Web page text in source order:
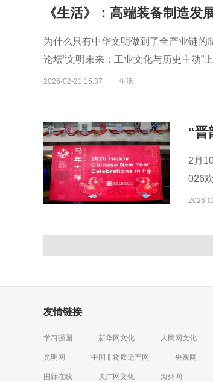
《生活》：高端装备制造发
为什么只有中华文明做到了全产业链的
论坛“文明未来：工业文化与历史主动”
2026-02-21 15:37 生活
2月
026
2026-
友情链接
学习强国 新华网文化 人民网文化
光明网 中国非物质遗产网 央视网
国际在线 央广网文化 海外网